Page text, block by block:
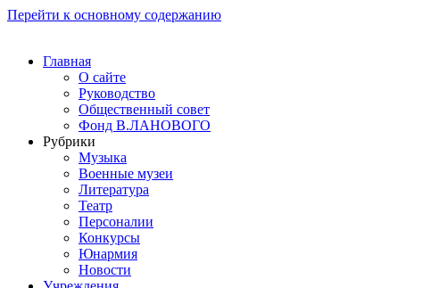
Перейти к основному содержанию
Главная
О сайте
Руководство
Общественный совет
Фонд В.ЛАНОВОГО
Рубрики
Музыка
Военные музеи
Литература
Театр
Персоналии
Конкурсы
Юнармия
Новости